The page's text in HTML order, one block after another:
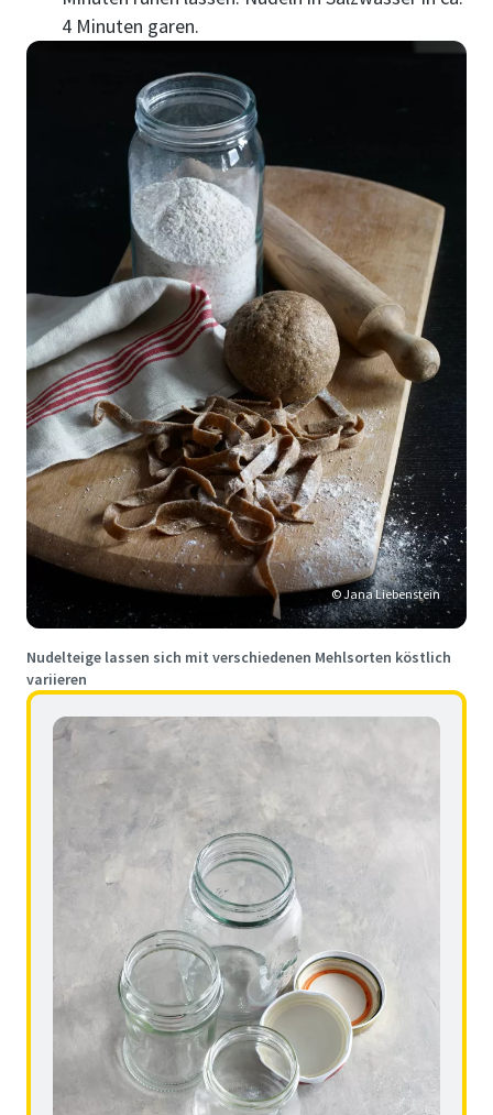
4 Minuten garen.
© Jana Liebenstein
Nudelteige lassen sich mit verschiedenen Mehlsorten köstlich
variieren